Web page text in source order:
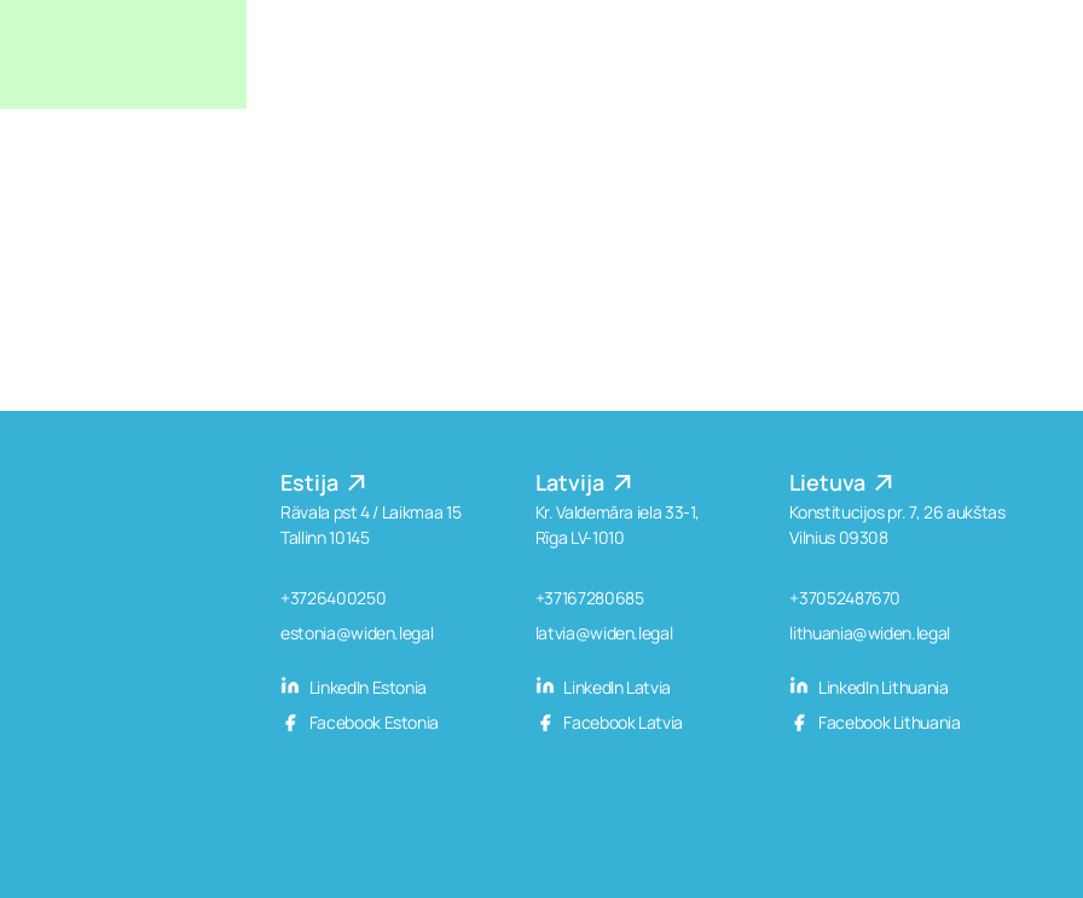
Estija
Rävala pst 4 / Laikmaa 15
Tallinn 10145
+3726400250
estonia@widen.legal
LinkedIn Estonia
Facebook Estonia
Latvija
Kr. Valdemāra iela 33-1,
Rīga LV-1010
+37167280685
latvia@widen.legal
LinkedIn Latvia
Facebook Latvia
Lietuva
Konstitucijos pr. 7, 26 aukštas
Vilnius 09308
+37052487670
lithuania@widen.legal
LinkedIn Lithuania
Facebook Lithuania